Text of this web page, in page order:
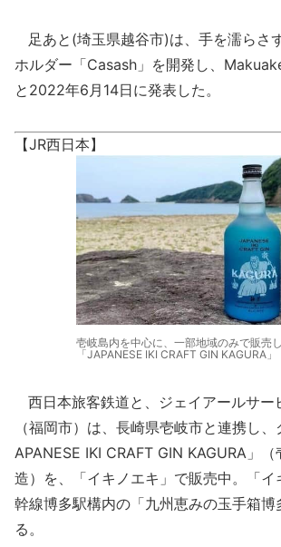
足あと(埼玉県越谷市)は、手を濡らさ
ホルダー「Casash」を開発し、
と2022年6月14日に発表した。
【JR西日本】
壱岐島内を中心に、一部地域のみで販売
「JAPANESE IKI CRAFT GIN KAGURA」
西日本旅客鉄道と、ジェイアールサー
（福岡市）は、長崎県壱岐市と連携し
APANESE IKI CRAFT GIN KAGURA」
造）を、「イキノエキ」で販売中。「
幹線博多駅構内の「九州恵みの玉手箱博
る。